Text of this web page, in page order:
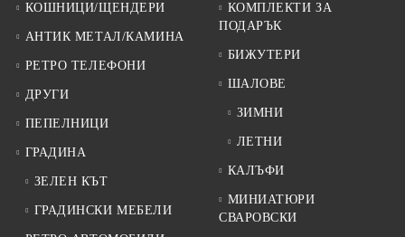
КОШНИЦИ/ЩЕНДЕРИ
АНТИК МЕТАЛ/КАМИНА
РЕТРО ТЕЛЕФОНИ
ДРУГИ
ПЕПЕЛНИЦИ
ГРАДИНА
ЗЕЛЕН КЪТ
ГРАДИНСКИ МЕБЕЛИ
КОМПЛЕКТИ ЗА
ПОДАРЪК
БИЖУТЕРИ
ШАЛОВЕ
ЗИМНИ
ЛЕТНИ
КАЛЪФИ
МИНИАТЮРИ
СВАРОВСКИ